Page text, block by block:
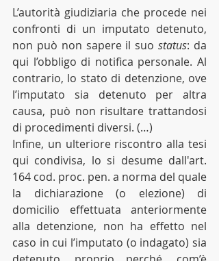
L’autorità giudiziaria che procede nei
confronti di un imputato detenuto,
non può non sapere il suo status: da
qui l’obbligo di notifica personale. Al
contrario, lo stato di detenzione, ove
l’imputato sia detenuto per altra
causa, può non risultare trattandosi
di procedimenti diversi. (…)
Infine, un ulteriore riscontro alla tesi
qui condivisa, lo si desume dall'art.
164 cod. proc. pen. a norma del quale
la dichiarazione (o elezione) di
domicilio effettuata anteriormente
alla detenzione, non ha effetto nel
caso in cui l’imputato (o indagato) sia